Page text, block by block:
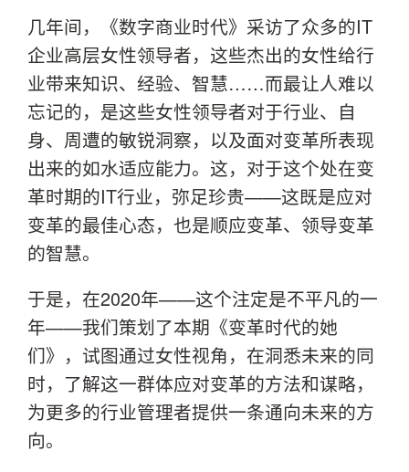
几年间，《数字商业时代》采访了众多的IT
企业高层女性领导者，这些杰出的女性给行
业带来知识、经验、智慧……而最让人难以
忘记的，是这些女性领导者对于行业、自
身、周遭的敏锐洞察，以及面对变革所表现
出来的如水适应能力。这，对于这个处在变
革时期的IT行业，弥足珍贵——这既是应对
变革的最佳心态，也是顺应变革、领导变革
的智慧。
于是，在2020年——这个注定是不平凡的一
年——我们策划了本期《变革时代的她
们》，试图通过女性视角，在洞悉未来的同
时，了解这一群体应对变革的方法和谋略，
为更多的行业管理者提供一条通向未来的方
向。